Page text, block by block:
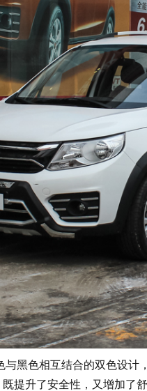
黑色相互结合的双色设计
提升了安全性，又增加了